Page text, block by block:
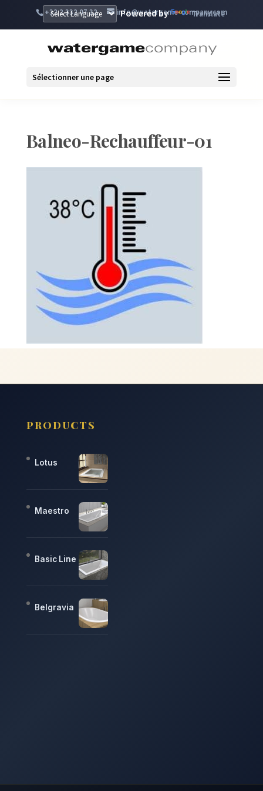
+32 2 332 07 32 info@watergame-company.com
Powered by Translate
Sélectionner une page
Balneo-Rechauffeur-01
PRODUCTS
Lotus
Maestro
Basic Line
Belgravia